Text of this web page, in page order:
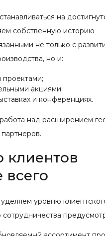
на
собственную историю
не только с
но и:
проектами;
акциями;
и конференциях.
над расширением
клиентов
уровню